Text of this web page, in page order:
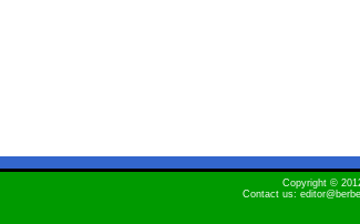
Copyright ©
Contact us: